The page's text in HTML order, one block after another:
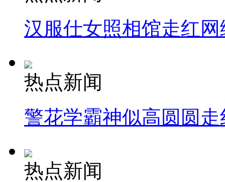
汉服仕女照相馆走红网
热点新闻
警花学霸神似高圆圆走
热点新闻